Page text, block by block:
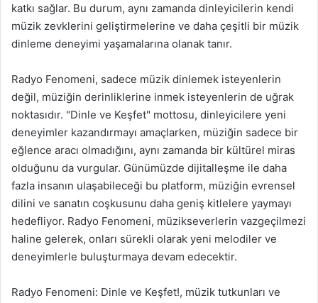
katkı sağlar. Bu durum, aynı zamanda dinleyicilerin kendi
müzik zevklerini geliştirmelerine ve daha çeşitli bir müzik
dinleme deneyimi yaşamalarına olanak tanır.
Radyo Fenomeni, sadece müzik dinlemek isteyenlerin
değil, müziğin derinliklerine inmek isteyenlerin de uğrak
noktasıdır. "Dinle ve Keşfet" mottosu, dinleyicilere yeni
deneyimler kazandırmayı amaçlarken, müziğin sadece bir
eğlence aracı olmadığını, aynı zamanda bir kültürel miras
olduğunu da vurgular. Günümüzde dijitalleşme ile daha
fazla insanın ulaşabileceği bu platform, müziğin evrensel
dilini ve sanatın coşkusunu daha geniş kitlelere yaymayı
hedefliyor. Radyo Fenomeni, müzikseverlerin vazgeçilmezi
haline gelerek, onları sürekli olarak yeni melodiler ve
deneyimlerle buluşturmaya devam edecektir.
Radyo Fenomeni: Dinle ve Keşfet!, müzik tutkunları ve